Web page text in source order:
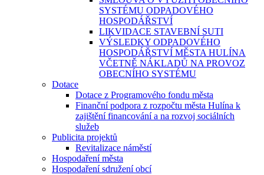
SYSTÉMU ODPADOVÉHO
HOSPODÁŘSTVÍ
LIKVIDACE STAVEBNÍ SUTI
VÝSLEDKY ODPADOVÉHO
HOSPODÁŘSTVÍ MĚSTA HULÍNA
VČETNĚ NÁKLADŮ NA PROVOZ
OBECNÍHO SYSTÉMU
Dotace
Dotace z Programového fondu města
Finanční podpora z rozpočtu města Hulína k
zajištění financování a na rozvoj sociálních
služeb
Publicita projektů
Revitalizace náměstí
Hospodaření města
Hospodaření sdružení obcí